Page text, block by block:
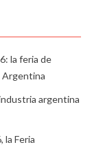
la feria de
Argentina
argentina
la Feria